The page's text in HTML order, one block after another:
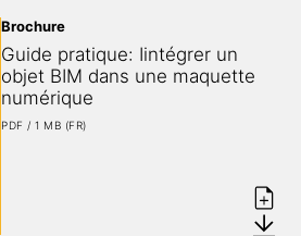
Brochure
Guide pratique: Iintégrer un
objet BIM dans une maquette
numérique
PDF / 1 MB (FR)